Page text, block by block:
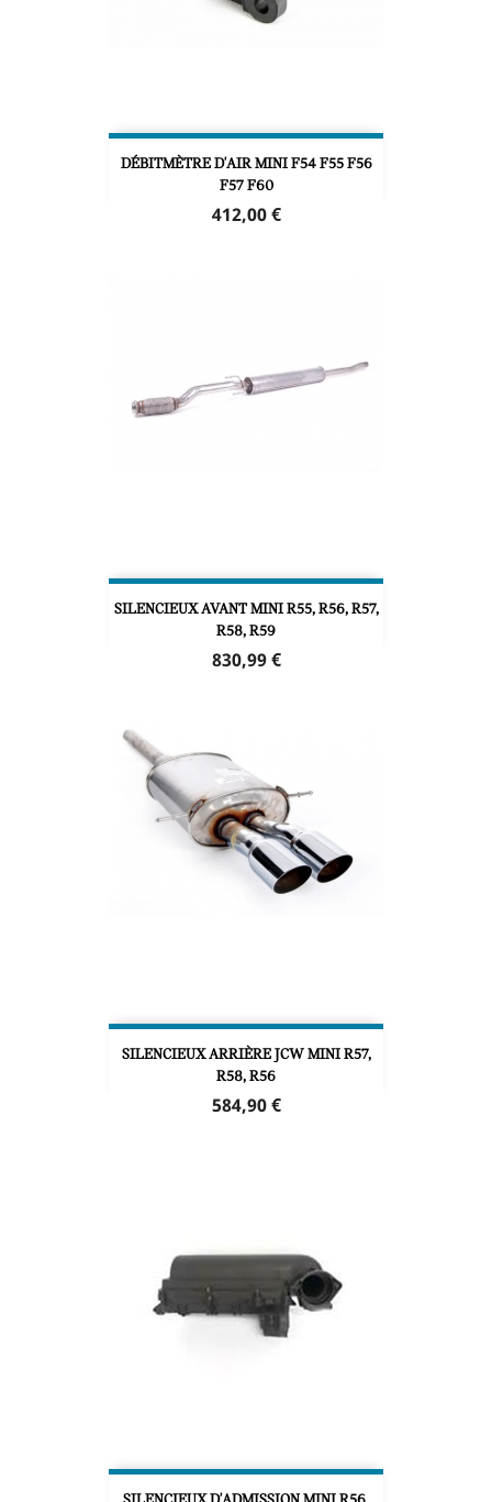
DÉBITMÈTRE D'AIR MINI F54 F55 F56
F57 F60
Prix
412,00 €
SILENCIEUX AVANT MINI R55, R56, R57,
R58, R59
Prix
830,99 €
SILENCIEUX ARRIÈRE JCW MINI R57,
R58, R56
Prix
584,90 €